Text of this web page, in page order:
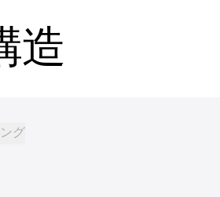
造
グ